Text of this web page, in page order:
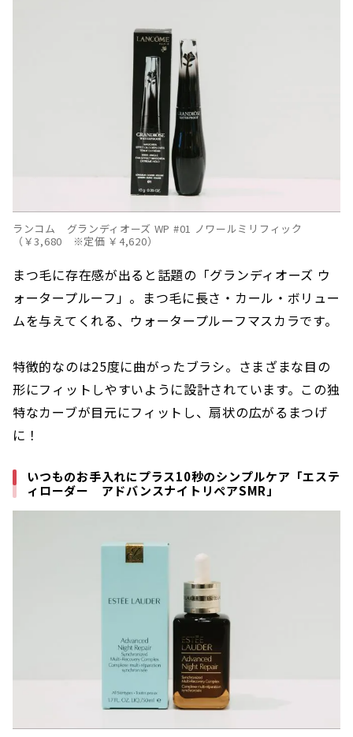
ランコム グランディオーズ WP #01 ノワールミリフィック
（￥3,680 ※定価 ￥4,620）
まつ毛に存在感が出ると話題の「グランディオーズ ウ
ォータープルーフ」。まつ毛に長さ・カール・ボリュー
ムを与えてくれる、ウォータープルーフマスカラです。
特徴的なのは25度に曲がったブラシ。さまざまな目の
形にフィットしやすいように設計されています。この独
特なカーブが目元にフィットし、扇状の広がるまつげ
に！
いつものお手入れにプラス10秒のシンプルケア「エステ
ィローダー アドバンスナイトリペアSMR」